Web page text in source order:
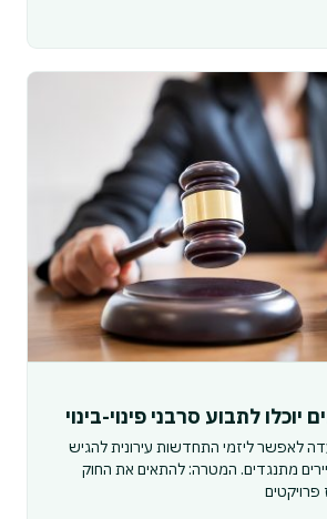
לתבוע סרבני פינוי-בינוי
לאפשר ליזמי התחדשות עירונית להגיש
מתנגדים. המטרה: להתאים את החוק